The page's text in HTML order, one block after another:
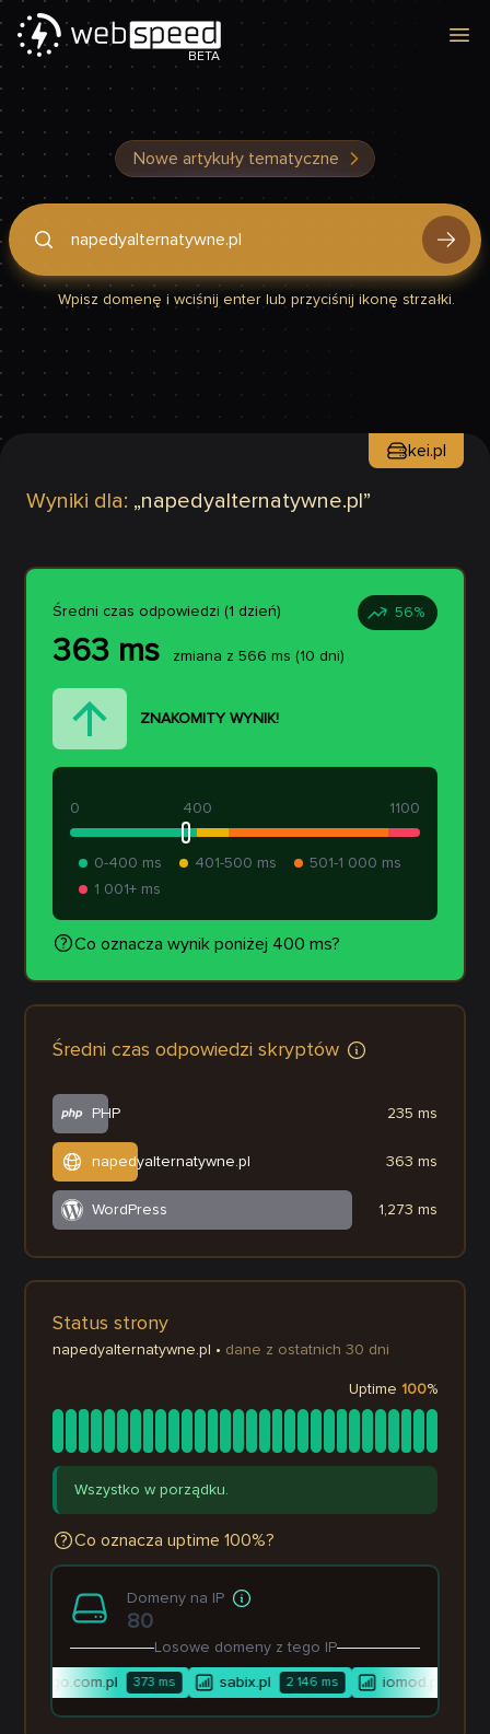
BETA
Nowe artykuły tematyczne
Podaj domenę, by sprawdzić, czy Twoja strona jest szybka
Wpisz domenę i wciśnij enter lub przyciśnij ikonę strzałki.
Wyniki dla: „napedyalternatywne.pl ”
kei.pl
Średni czas odpowiedzi (1 dzień) 56%
363 ms zmiana z 566 ms (10 dni)
ZNAKOMITY WYNIK!
400
0 1100
0-400 ms 401-500 ms
501-1 000 ms
1 001+ ms
Co oznacza wynik poniżej 400 ms?
Średni czas odpowiedzi skryptów
PHP
napedyalternatywne.pl
WordPress
235 ms
363 ms
1,273 ms
Status strony
napedyalternatywne.pl • dane z ostatnich 30 dni
Uptime 100%
Wszystko w porządku.
Co oznacza uptime 100%?
Domeny na IP
80
Losowe domeny z tego IP
conrego.com.pl 373ms sabix.pl 2 146ms iomod.pl